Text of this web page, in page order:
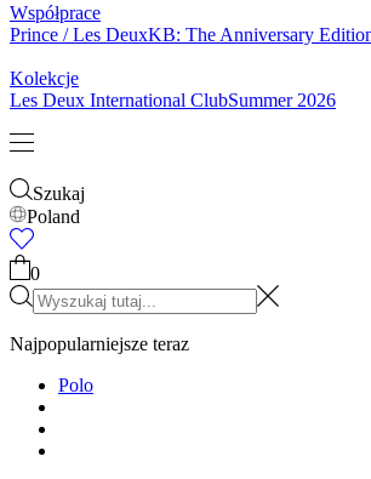
Zobacz wszystko
skarpetkiPaskiSzaleKrawaty
Zobacz wszystko